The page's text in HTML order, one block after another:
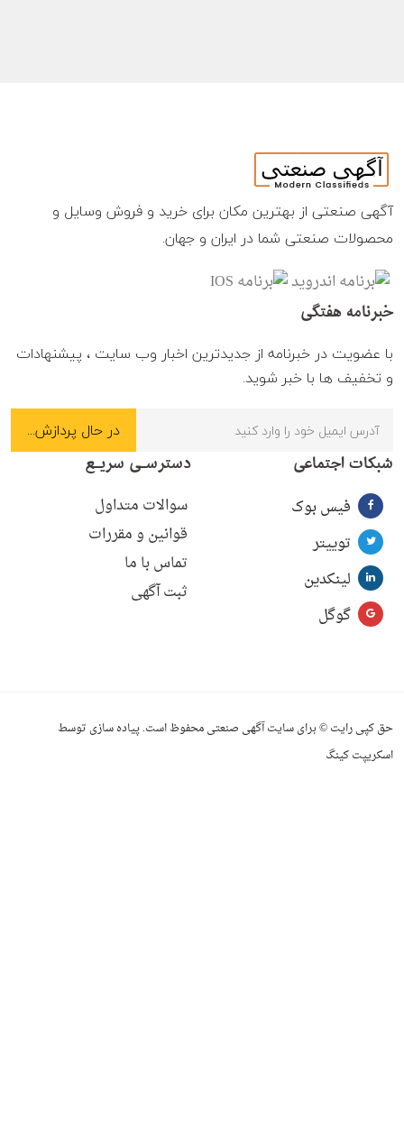
آگهی صنعتی از بهترین مکان برای خرید و فروش وسایل و
محصولات صنعتی شما در ایران و جهان.
خبرنامه هفتگی
با عضویت در خبرنامه از جدیدترین اخبار وب سایت ، پیشنهادات
و تخفیف ها با خبر شوید.
شبکات اجتماعی
فیس بوک
توییتر
لینکدین
گوگل
دسترسـی سریـع
سوالات متداول
قوانین و مقررات
تماس با ما
ثبت آگهی
حق کپی رایت © برای سایت آگهی صنعتی محفوظ است. پیاده سازی توسط
اسکریپت کینگ